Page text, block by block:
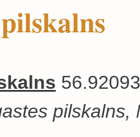
pilskalns,